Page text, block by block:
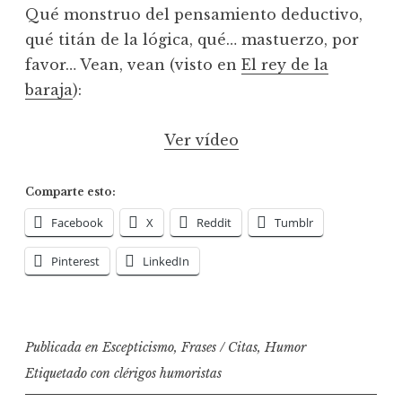
Qué monstruo del pensamiento deductivo,
qué titán de la lógica, qué… mastuerzo, por
favor… Vean, vean (visto en El rey de la
baraja):
Ver vídeo
Comparte esto:
Facebook X Reddit Tumblr
Pinterest LinkedIn
Publicada enEscepticismo,Frases / Citas,Humor
Etiquetado con clérigos humoristas